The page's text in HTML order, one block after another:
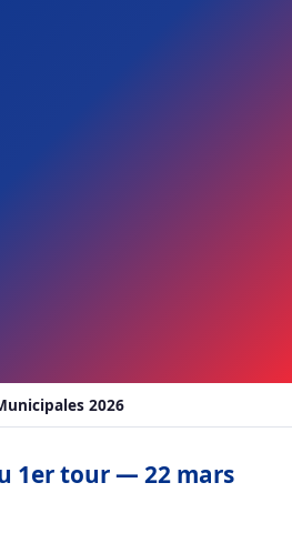
2026
1er tour — 22 mars